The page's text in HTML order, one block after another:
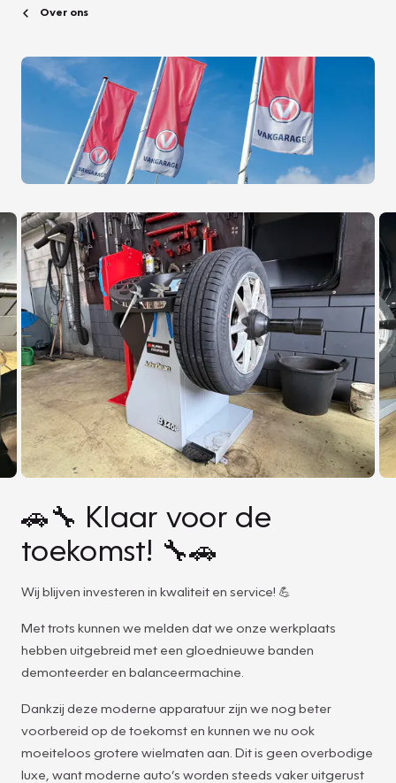
Over ons
🚗🔧 Klaar voor de
toekomst! 🔧🚗
Wij blijven investeren in kwaliteit en service! 💪
Met trots kunnen we melden dat we onze werkplaats
hebben uitgebreid met een gloednieuwe banden
demonteerder en balanceermachine.
Dankzij deze moderne apparatuur zijn we nog beter
voorbereid op de toekomst en kunnen we nu ook
moeiteloos grotere wielmaten aan. Dit is geen overbodige
luxe, want moderne auto’s worden steeds vaker uitgerust